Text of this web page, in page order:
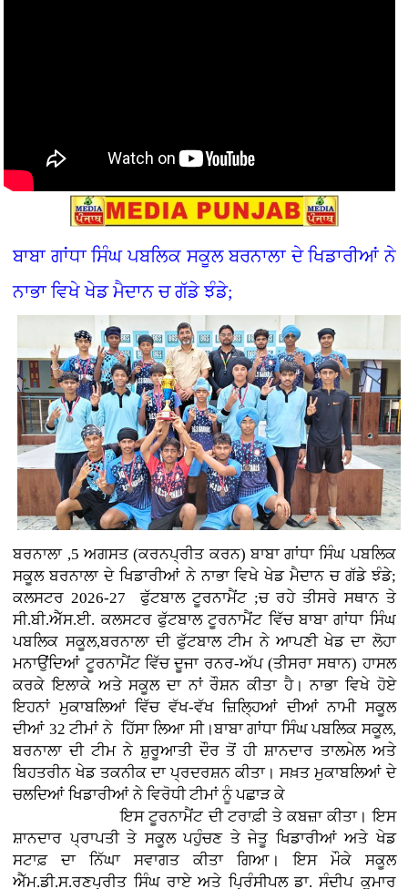
ਬਾਬਾ ਗਾਂਧਾ ਸਿੰਘ ਪਬਲਿਕ ਸਕੂਲ ਬਰਨਾਲਾ ਦੇ ਖਿਡਾਰੀਆਂ ਨੇ
ਨਾਭਾ ਵਿਖੇ ਖੇਡ ਮੈਦਾਨ ਚ ਗੱਡੇ ਝੰਡੇ;
ਬਰਨਾਲਾ ,5 ਅਗਸਤ (ਕਰਨਪ੍ਰੀਤ ਕਰਨ) ਬਾਬਾ ਗਾਂਧਾ ਸਿੰਘ ਪਬਲਿਕ
ਸਕੂਲ ਬਰਨਾਲਾ ਦੇ ਖਿਡਾਰੀਆਂ ਨੇ ਨਾਭਾ ਵਿਖੇ ਖੇਡ ਮੈਦਾਨ ਚ ਗੱਡੇ ਝੰਡੇ;
ਕਲਸਟਰ 2026-27 ਫੁੱਟਬਾਲ ਟੂਰਨਾਮੈਂਟ ;ਚ ਰਹੇ ਤੀਸਰੇ ਸਥਾਨ ਤੇ
ਸੀ.ਬੀ.ਐੱਸ.ਈ. ਕਲਸਟਰ ਫੁੱਟਬਾਲ ਟੂਰਨਾਮੈਂਟ ਵਿੱਚ ਬਾਬਾ ਗਾਂਧਾ ਸਿੰਘ
ਪਬਲਿਕ ਸਕੂਲ,ਬਰਨਾਲਾ ਦੀ ਫੁੱਟਬਾਲ ਟੀਮ ਨੇ ਆਪਣੀ ਖੇਡ ਦਾ ਲੋਹਾ
ਮਨਾਉਂਦਿਆਂ ਟੂਰਨਾਮੈਂਟ ਵਿੱਚ ਦੂਜਾ ਰਨਰ-ਅੱਪ (ਤੀਸਰਾ ਸਥਾਨ) ਹਾਸਲ
ਕਰਕੇ ਇਲਾਕੇ ਅਤੇ ਸਕੂਲ ਦਾ ਨਾਂ ਰੌਸ਼ਨ ਕੀਤਾ ਹੈ। ਨਾਭਾ ਵਿਖੇ ਹੋਏ
ਇਹਨਾਂ ਮੁਕਾਬਲਿਆਂ ਵਿੱਚ ਵੱਖ-ਵੱਖ ਜ਼ਿਲ੍ਹਿਆਂ ਦੀਆਂ ਨਾਮੀ ਸਕੂਲ
ਦੀਆਂ 32 ਟੀਮਾਂ ਨੇ ਹਿੱਸਾ ਲਿਆ ਸੀ।ਬਾਬਾ ਗਾਂਧਾ ਸਿੰਘ ਪਬਲਿਕ ਸਕੂਲ,
ਬਰਨਾਲਾ ਦੀ ਟੀਮ ਨੇ ਸ਼ੁਰੂਆਤੀ ਦੌਰ ਤੋਂ ਹੀ ਸ਼ਾਨਦਾਰ ਤਾਲਮੇਲ ਅਤੇ
ਬਿਹਤਰੀਨ ਖੇਡ ਤਕਨੀਕ ਦਾ ਪ੍ਰਦਰਸ਼ਨ ਕੀਤਾ। ਸਖ਼ਤ ਮੁਕਾਬਲਿਆਂ ਦੇ
ਚਲਦਿਆਂ ਖਿਡਾਰੀਆਂ ਨੇ ਵਿਰੋਧੀ ਟੀਮਾਂ ਨੂੰ ਪਛਾੜ ਕੇ
ਇਸ ਟੂਰਨਾਮੈਂਟ ਦੀ ਟਰਾਫ਼ੀ ਤੇ ਕਬਜ਼ਾ ਕੀਤਾ। ਇਸ
ਸ਼ਾਨਦਾਰ ਪ੍ਰਾਪਤੀ ਤੇ ਸਕੂਲ ਪਹੁੰਚਣ ਤੇ ਜੇਤੂ ਖਿਡਾਰੀਆਂ ਅਤੇ ਖੇਡ
ਸਟਾਫ਼ ਦਾ ਨਿੱਘਾ ਸਵਾਗਤ ਕੀਤਾ ਗਿਆ। ਇਸ ਮੌਕੇ ਸਕੂਲ
ਐੱਮ.ਡੀ.ਸ.ਰਣਪ੍ਰੀਤ ਸਿੰਘ ਰਾਏ ਅਤੇ ਪ੍ਰਿੰਸੀਪਲ ਡਾ. ਸੰਦੀਪ ਕੁਮਾਰ